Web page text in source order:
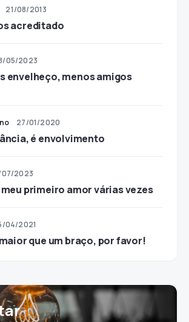
21/08/2013
acreditado
05/2023
envelheço, menos amigos
27/01/2020
é envolvimento
07/2023
primeiro amor várias vezes
04/2021
que um braço, por favor!